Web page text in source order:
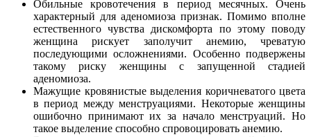
Обильные кровотечения в период месячных. Очень
характерный для аденомиоза признак. Помимо вполне
естественного чувства дискомфорта по этому поводу
женщина рискует заполучит анемию, чреватую
последующими осложнениями. Особенно подвержены
такому риску женщины с запущенной стадией
аденомиоза.
Мажущие кровянистые выделения коричневатого цвета
в период между менструациями. Некоторые женщины
ошибочно принимают их за начало менструаций. Но
такое выделение способно спровоцировать анемию.